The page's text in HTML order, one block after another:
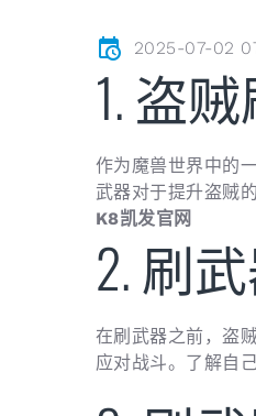
2025-07-02
1. 盗
作为魔兽世界中的
武器对于提升盗贼
K8凯发官网
2. 刷
在刷武器之前，盗
应对战斗。了解自